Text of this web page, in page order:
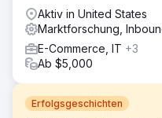
Aktiv in United States
Marktforschung,
E-Commerce, IT +3
Ab $5,000
Erfolgsgeschichten